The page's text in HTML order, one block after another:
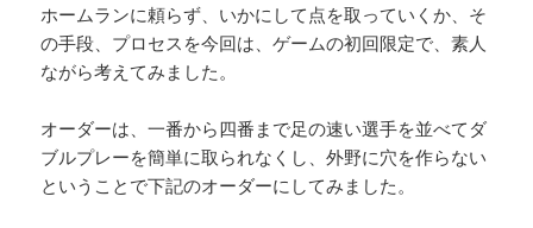
ホームランに頼らず、いかにして点を取っていくか、そ
の手段、プロセスを今回は、ゲームの初回限定で、素人
ながら考えてみました。
オーダーは、一番から四番まで足の速い選手を並べてダ
ブルプレーを簡単に取られなくし、外野に穴を作らない
ということで下記のオーダーにしてみました。